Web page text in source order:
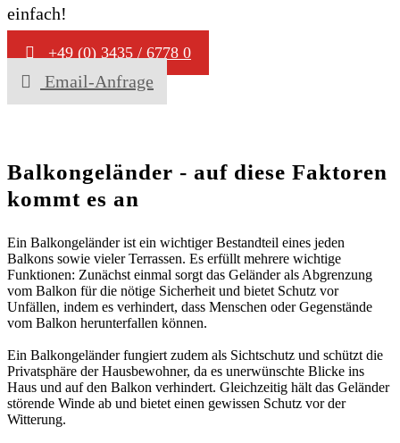
einfach!
+49 (0) 3435 / 6778 0
Email-Anfrage
Balkongeländer - auf diese Faktoren
kommt es an
Ein Balkongeländer ist ein wichtiger Bestandteil eines jeden
Balkons sowie vieler Terrassen. Es erfüllt mehrere wichtige
Funktionen: Zunächst einmal sorgt das Geländer als Abgrenzung
vom Balkon für die nötige Sicherheit und bietet Schutz vor
Unfällen, indem es verhindert, dass Menschen oder Gegenstände
vom Balkon herunterfallen können.
Ein Balkongeländer fungiert zudem als Sichtschutz und schützt die
Privatsphäre der Hausbewohner, da es unerwünschte Blicke ins
Haus und auf den Balkon verhindert. Gleichzeitig hält das Geländer
störende Winde ab und bietet einen gewissen Schutz vor der
Witterung.